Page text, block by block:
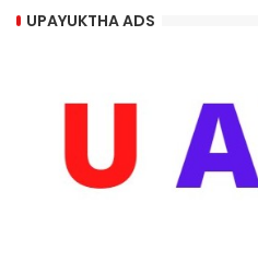
UPAYUKTHA ADS